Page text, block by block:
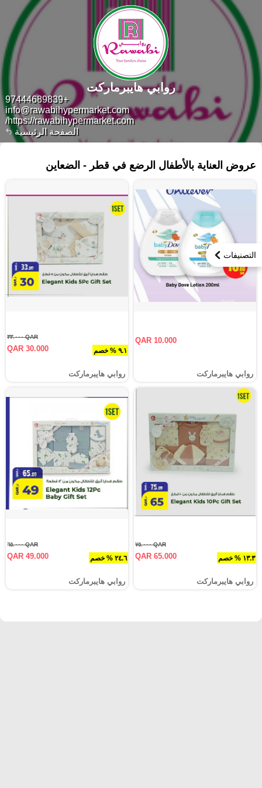
الصفحة الرئيسية
+97444689839
info@rawabihypermarket.com
https://rawabihypermarket.com/
روابي هايبرماركت
التصنيفات
عروض العناية بالأطفال الرضع في قطر - الضعاين
QAR 10.000
روابي هايبرماركت
٩.١ % خصم
QAR ٣٣.٠٠٠
QAR 30.000
روابي هايبرماركت
١٣.٣ % خصم
QAR ٧٥.٠٠٠
QAR 65.000
روابي هايبرماركت
٢٤.٦ % خصم
QAR ٦٥.٠٠٠
QAR 49.000
روابي هايبرماركت